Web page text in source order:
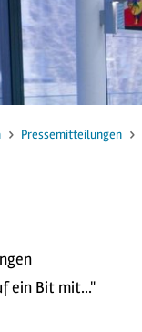
Pressemitteilungen
ein Bit mit..."